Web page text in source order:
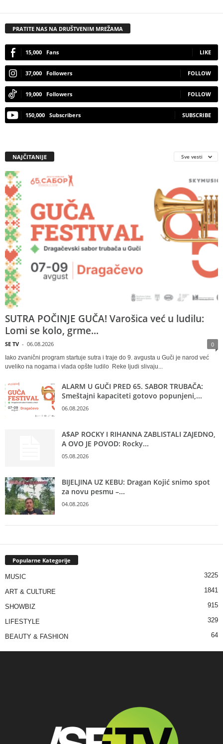
PRATITE NAS NA DRUŠTVENIM MREŽAMA
15,000 Fans LIKE
37,000 Followers FOLLOW
19,000 Followers FOLLOW
150,000 Subscribers SUBSCRIBE
NAJČITANIJE Sve vesti
SUTRA POČINJE GUČA! Varošica već u ludilu:
Lomi se kolo, grme...
SE TV - 06.08.2026 0
Iako zvanični program startuje sutra i traje do 9. avgusta u Guči je narod već
uveliko na nogama i vlada opšte ludilo Reke ljudi slivaju...
ALARM U GUČI PRED 65. SABOR TRUBAČA:
Smeštajni kapaciteti gotovo popunjeni,...
06.08.2026
A$AP ROCKY I RIHANNA ZABLISTALI ZAJEDNO,
A OVO JE POVOD: Rocky...
05.08.2026
BIJELJINA UZ KEBU: Dragan Kojić snimo spot
za novu pesmu –...
04.08.2026
Popularne Kategorije
MUSIC 3225
ART & CULTURE 1841
SHOWBIZ 915
LIFESTYLE 329
BEAUTY & FASHION 64